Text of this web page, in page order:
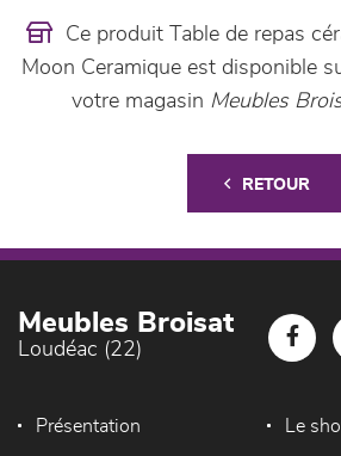
Ce produit Table de repas
Moon Ceramique est disponible
votre magasin Meubles
RETOUR
Meubles Broisat
Loudéac (22)
Présentation Le